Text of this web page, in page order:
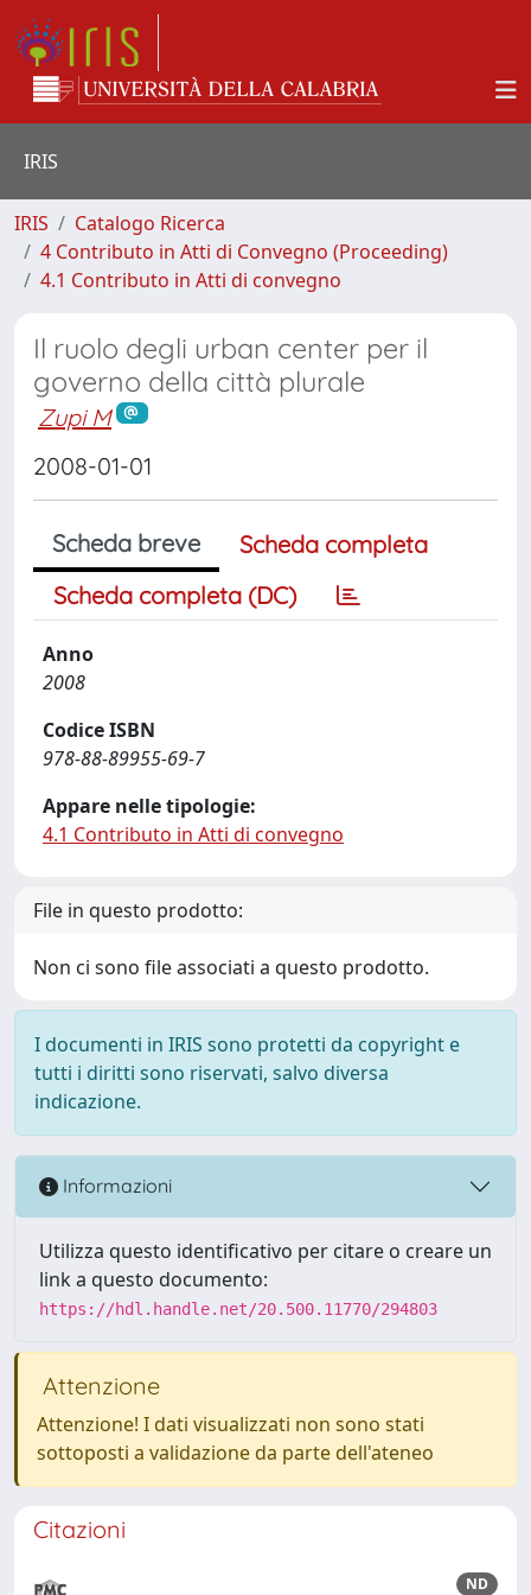
IRIS
IRIS
Catalogo Ricerca
4 Contributo in Atti di Convegno (Proceeding)
4.1 Contributo in Atti di convegno
Il ruolo degli urban center per il
governo della città plurale
Zupi M
2008-01-01
Scheda breve
Scheda completa
Scheda completa (DC)
Anno
2008
Codice ISBN
978-88-89955-69-7
Appare nelle tipologie:
4.1 Contributo in Atti di convegno
File in questo prodotto:
Non ci sono file associati a questo prodotto.
I documenti in IRIS sono protetti da copyright e
tutti i diritti sono riservati, salvo diversa
indicazione.
Informazioni
Utilizza questo identificativo per citare o creare un
link a questo documento:
https://hdl.handle.net/20.500.11770/294803
Attenzione
Attenzione! I dati visualizzati non sono stati
sottoposti a validazione da parte dell'ateneo
Citazioni
ND